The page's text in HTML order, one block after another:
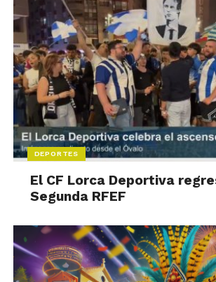
DEPORTES
El CF Lorca Deportiva
Segunda RFEF